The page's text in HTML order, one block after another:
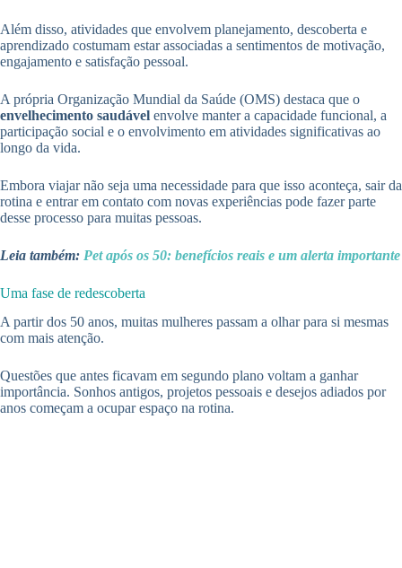
Além disso, atividades que envolvem planejamento, descoberta e
aprendizado costumam estar associadas a sentimentos de motivação,
engajamento e satisfação pessoal.
A própria Organização Mundial da Saúde (OMS) destaca que o
envelhecimento saudável envolve manter a capacidade funcional, a
participação social e o envolvimento em atividades significativas ao
longo da vida.
Embora viajar não seja uma necessidade para que isso aconteça, sair da
rotina e entrar em contato com novas experiências pode fazer parte
desse processo para muitas pessoas.
Leia também: Pet após os 50: benefícios reais e um alerta importante
Uma fase de redescoberta
A partir dos 50 anos, muitas mulheres passam a olhar para si mesmas
com mais atenção.
Questões que antes ficavam em segundo plano voltam a ganhar
importância. Sonhos antigos, projetos pessoais e desejos adiados por
anos começam a ocupar espaço na rotina.